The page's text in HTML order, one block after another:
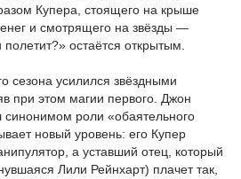
Купера, стоящего на крыше
и смотрящего на звёзды —
остаётся открытым.
сезона усилился звёздными
при этом магии первого. Джон
роли «обаятельного
новый уровень: его Купер
а уставший отец, который
Лили Рейнхарт) плачет так,